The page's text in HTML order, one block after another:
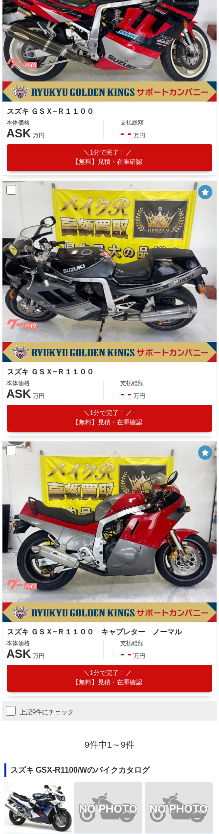
スズキ ＧＳＸ−Ｒ１１００
本体価格
ASK 万円
支払総額
- - 万円
1分で完了！
【無料】見積・在庫確認
スズキ ＧＳＸ−Ｒ１１００
本体価格
ASK 万円
支払総額
- - 万円
1分で完了！
【無料】見積・在庫確認
スズキ ＧＳＸ−Ｒ１１００ キャブレター ノーマル
本体価格
ASK 万円
支払総額
- - 万円
1分で完了！
【無料】見積・在庫確認
上記9件にチェック
9件中1～9件
スズキ GSX-R1100/Wのバイクカタログ